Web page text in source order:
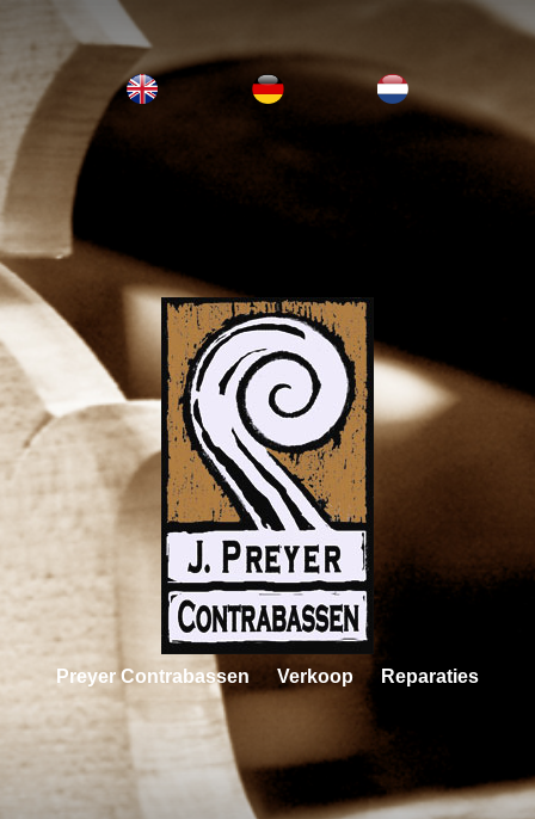
Preyer Contrabassen Verkoop Reparaties